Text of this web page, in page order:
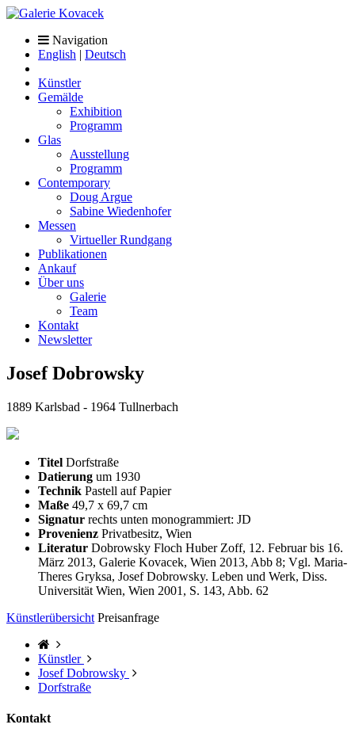
Navigation
English | Deutsch
Künstler
Gemälde
Exhibition
Programm
Glas
Ausstellung
Programm
Contemporary
Doug Argue
Sabine Wiedenhofer
Messen
Virtueller Rundgang
Publikationen
Ankauf
Über uns
Galerie
Team
Kontakt
Newsletter
Josef Dobrowsky
1889 Karlsbad - 1964 Tullnerbach
Titel Dorfstraße
Datierung um 1930
Technik Pastell auf Papier
Maße 49,7 x 69,7 cm
Signatur rechts unten monogrammiert: JD
Provenienz Privatbesitz, Wien
Literatur Dobrowsky Floch Huber Zoff, 12. Februar bis 16.
März 2013, Galerie Kovacek, Wien 2013, Abb 8; Vgl. Maria-
Theres Gryksa, Josef Dobrowsky. Leben und Werk, Diss.
Universität Wien, Wien 2001, S. 143, Abb. 62
Künstlerübersicht Preisanfrage
Künstler
Josef Dobrowsky
Dorfstraße
Kontakt